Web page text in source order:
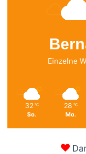
Einzelne
32 ℃
So.
28 ℃
Mo.